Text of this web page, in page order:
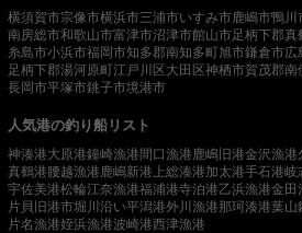
横須賀市宗像市横浜市三浦市いすみ市鹿嶋市鴨川
南房総市和歌山市富津市沼津市館山市足柄下郡真
糸島市小浜市福岡市知多郡南知多町旭市鎌倉市広
足柄下郡湯河原町江戸川区大田区神栖市賀茂郡南
長岡市平塚市銚子市境港市
人気港の釣り船リスト
神湊港大原港鐘崎漁港間口漁港 鹿嶋旧港金沢漁港
真鶴港腰越漁港 鹿嶋新港 上総湊港加太港手石港岐
宇佐美港松輪江奈漁港福浦港寺泊港乙浜漁港金田
片貝旧港市堀川沿い平潟港外川漁港那珂湊港葉山
片名漁港姪浜漁港波崎港西津漁港